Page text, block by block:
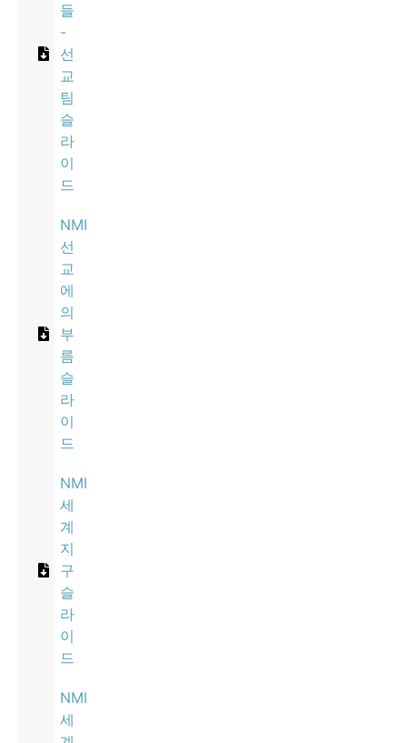
들
-
선
교
팀
슬
라
이
드
NMI
선
교
에
의
부
름
슬
라
이
드
NMI
세
계
지
구
슬
라
이
드
NMI
세